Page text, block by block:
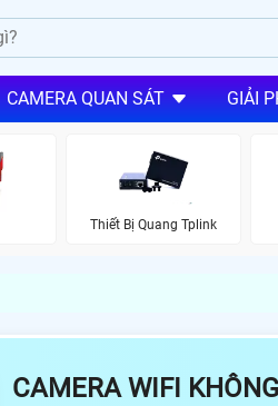
CAMERA QUAN SÁT GIẢI
Thiết Bị Quang Tplink
CAMERA WIFI